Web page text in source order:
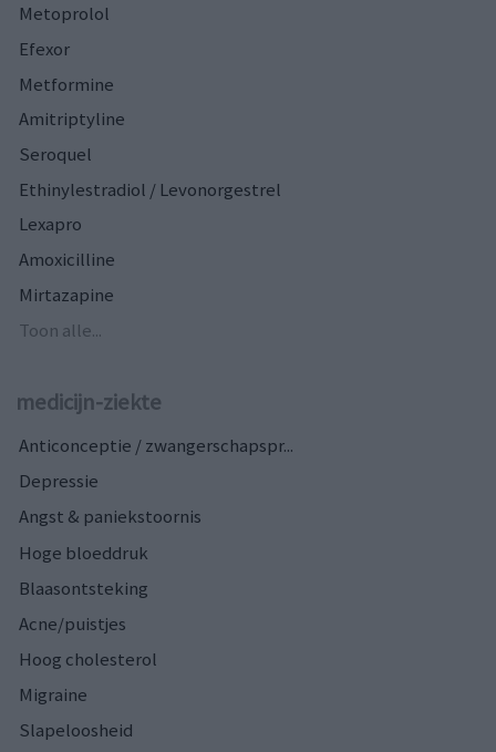
Metoprolol
Efexor
Metformine
Amitriptyline
Seroquel
Ethinylestradiol / Levonorgestrel
Lexapro
Amoxicilline
Mirtazapine
Toon alle...
medicijn-ziekte
Anticonceptie / zwangerschapspr...
Depressie
Angst & paniekstoornis
Hoge bloeddruk
Blaasontsteking
Acne/puistjes
Hoog cholesterol
Migraine
Slapeloosheid